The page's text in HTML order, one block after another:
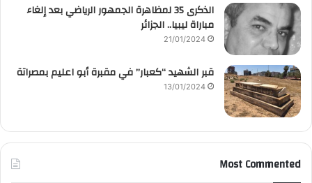
الذكرى 35 لمظاهرة الجمهور الرياضي بعد إلغاء
مباراة ليبيا.. الجزائر
21/01/2024
قبر الشهيد “كعبار” في مقبرة أبو اعليم بمصراتة
13/01/2024
Most Commented